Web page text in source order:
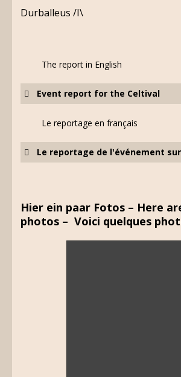
Durballeus /I\
The report in English
Event report for the Celtival
Le reportage en français
Le reportage de l'événement
Hier ein paar Fotos – Here
photos – Voici quelques